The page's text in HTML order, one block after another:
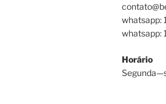
whatsapp:
whatsapp:
Horário